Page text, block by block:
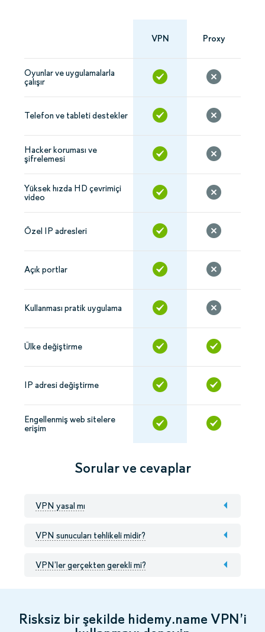
VPN Proxy
Oyunlar ve uygulamalarla
çalışır
Telefon ve tableti destekler
Hacker koruması ve
şifrelemesi
Yüksek hızda HD çevrimiçi
video
Özel IP adresleri
Açık portlar
Kullanması pratik uygulama
Ülke değiştirme
IP adresi değiştirme
Engellenmiş web sitelere
erişim
Sorular ve cevaplar
VPN yasal mı
VPN sunucuları tehlikeli midir?
VPN’ler gerçekten gerekli mi?
Risksiz bir şekilde hidemy.name VPN’i